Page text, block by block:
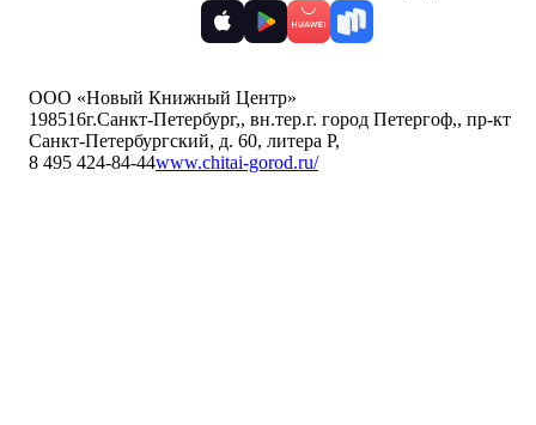
ООО «Новый Книжный Центр»
198516г.Санкт-Петербург,, вн.тер.г. город Петергоф,, пр-кт
Санкт-Петербургский, д. 60, литера Р,
8 495 424-84-44www.chitai-gorod.ru/